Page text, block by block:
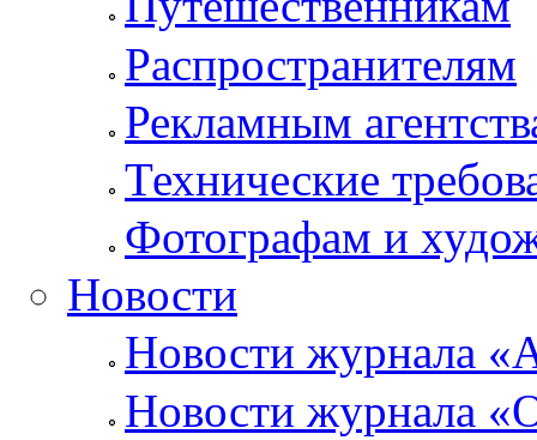
Распространителям
Рекламным
Технические
Фотографам и
Новости
Новости журнала
Новости журнала